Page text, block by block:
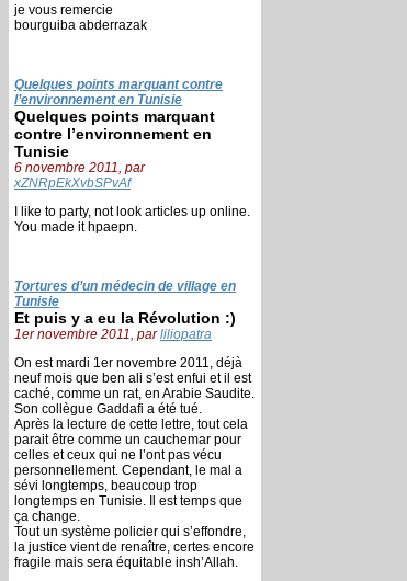
je vous remercie
bourguiba abderrazak
Quelques points marquant contre
l’environnement en Tunisie
Quelques points marquant
contre l’environnement en
Tunisie
6 novembre 2011, par
xZNRpEkXvbSPvAf
I like to party, not look articles up online.
You made it hpaepn.
Tortures d’un médecin de village en
Tunisie
Et puis y a eu la Révolution :)
1er novembre 2011, parliliopatra
On est mardi 1er novembre 2011, déjà
neuf mois que ben ali s’est enfui et il est
caché, comme un rat, en Arabie Saudite.
Son collègue Gaddafi a été tué.
Après la lecture de cette lettre, tout cela
parait être comme un cauchemar pour
celles et ceux qui ne l’ont pas vécu
personnellement. Cependant, le mal a
sévi longtemps, beaucoup trop
longtemps en Tunisie. Il est temps que
ça change.
Tout un système policier qui s’effondre,
la justice vient de renaître, certes encore
fragile mais sera équitable insh’Allah.